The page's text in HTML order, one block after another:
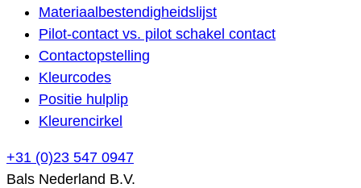
Materiaalbestendigheidslijst
Pilot-contact vs. pilot schakel contact
Contactopstelling
Kleurcodes
Positie hulplip
Kleurencirkel
+31 (0)23 547 0947
Bals Nederland B.V.